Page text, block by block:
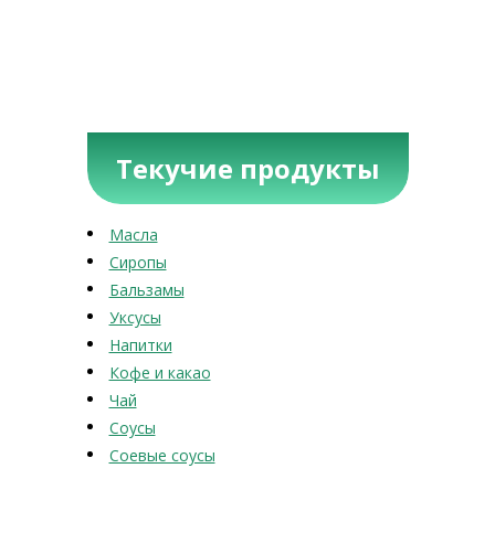
Текучие продукты
Масла
Сиропы
Бальзамы
Уксусы
Напитки
Кофе и какао
Чай
Соусы
Соевые соусы